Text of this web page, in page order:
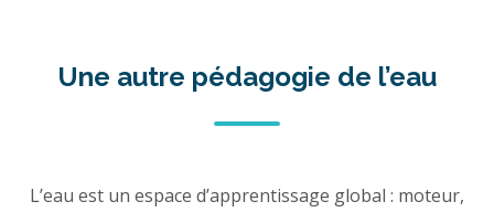
Une autre pédagogie de l’eau
L’eau est un espace d’apprentissage global : moteur,